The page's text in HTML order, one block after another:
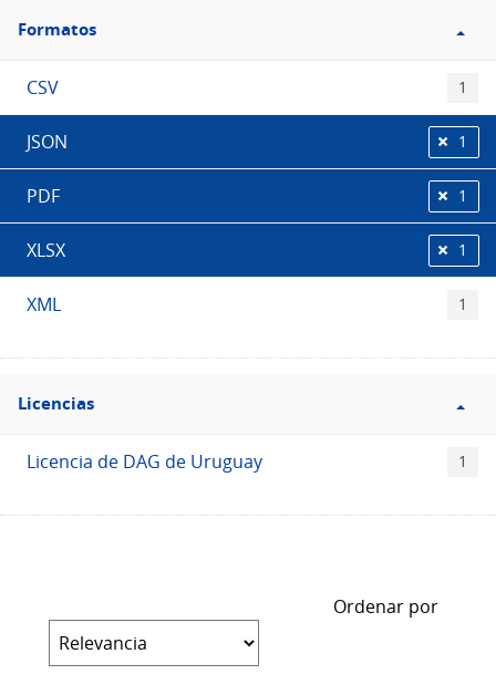
Filtro
Formatos
Formatos
CSV 1
JSON 1
PDF 1
XLSX 1
XML 1
Filtro
Licencias
Licencias
Licencia de DAG de Uruguay 1
Ordenar por